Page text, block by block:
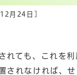
月24日
れても、これを
されなければ、